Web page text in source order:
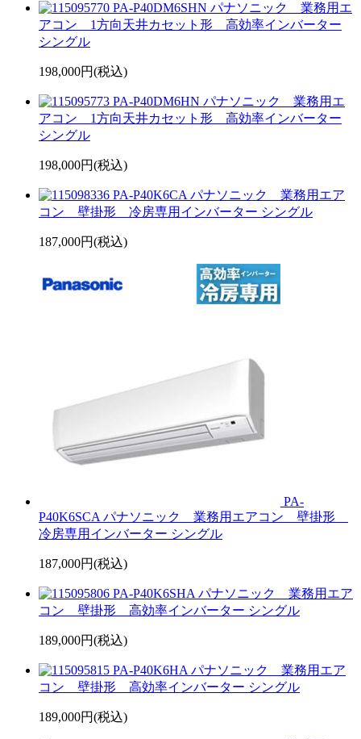
PA-P40DM6SHN パナソニック 業務用エ
アコン 1方向天井カセット形 高効率インバーター
シングル
198,000円(税込)
PA-P40DM6HN パナソニック 業務用エ
アコン 1方向天井カセット形 高効率インバーター
シングル
198,000円(税込)
PA-P40K6CA パナソニック 業務用エア
コン 壁掛形 冷房専用インバーター シングル
187,000円(税込)
PA-
P40K6SCA パナソニック 業務用エアコン 壁掛形
冷房専用インバーター シングル
187,000円(税込)
PA-P40K6SHA パナソニック 業務用エア
コン 壁掛形 高効率インバーター シングル
189,000円(税込)
PA-P40K6HA パナソニック 業務用エア
コン 壁掛形 高効率インバーター シングル
189,000円(税込)